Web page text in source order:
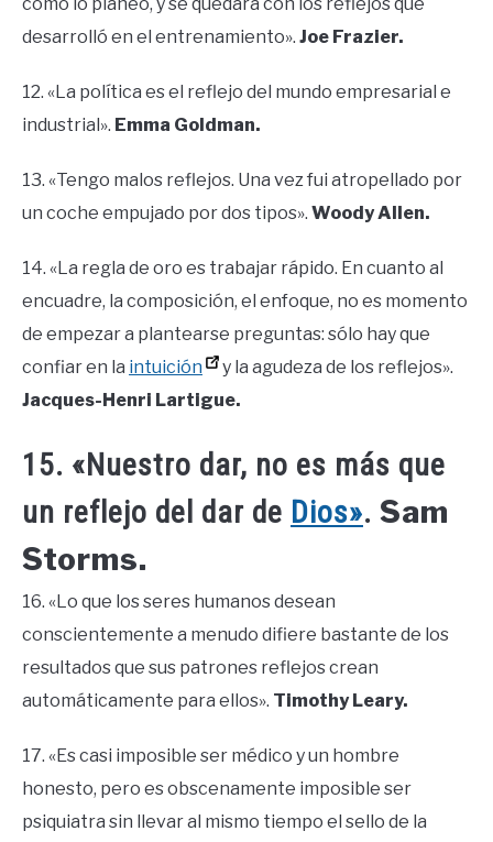
desarrolló en el entrenamiento». Joe Frazier.
12. «La política es el reflejo del mundo empresarial e
industrial». Emma Goldman.
13. «Tengo malos reflejos. Una vez fui atropellado por
un coche empujado por dos tipos». Woody Allen.
14. «La regla de oro es trabajar rápido. En cuanto al
encuadre, la composición, el enfoque, no es momento
de empezar a plantearse preguntas: sólo hay que
confiar en la intuición
y la agudeza de los reflejos».
Jacques-Henri Lartigue.
15. «Nuestro dar, no es más que
un reflejo del dar de Dios». Sam
Storms.
16. «Lo que los seres humanos desean
conscientemente a menudo difiere bastante de los
resultados que sus patrones reflejos crean
automáticamente para ellos». Timothy Leary.
17. «Es casi imposible ser médico y un hombre
honesto, pero es obscenamente imposible ser
psiquiatra sin llevar al mismo tiempo el sello de la